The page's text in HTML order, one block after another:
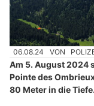
06.08.24 VON
Am 5. August 2024
Pointe des
80 Meter in die Tiefe.